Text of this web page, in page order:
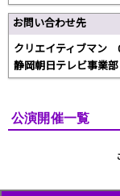
お問い合わせ先
クリエイティブマン
静岡朝日テレビ事業
公演開催一覧